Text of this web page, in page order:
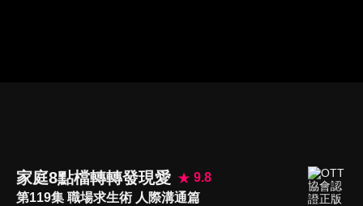
家庭8點檔轉轉發現愛
9.8
第119集 職場求生術 人際溝通篇